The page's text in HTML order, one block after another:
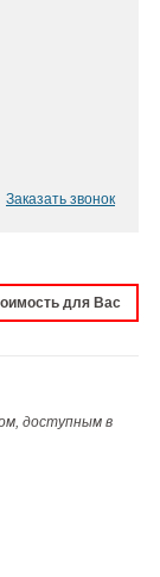
Заказать звонок
для Вас
доступным в